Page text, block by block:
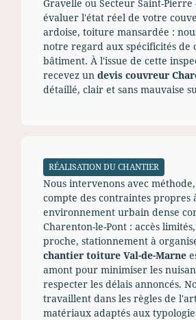
Gravelle ou Secteur Saint-
évaluer l'état réel de votre
ardoise, toiture mansardée :
notre regard aux spécificités de
bâtiment. À l'issue de cette
recevez un devis couvreur
détaillé, clair et sans mauvaise
RÉALISATION DU CHANTIER
Nous intervenons avec
compte des contraintes propres
environnement urbain dense
Charenton-le-Pont : accès
proche, stationnement à
chantier toiture Val-de-Marne
amont pour minimiser les
respecter les délais annoncés.
travaillent dans les règles de
matériaux adaptés aux